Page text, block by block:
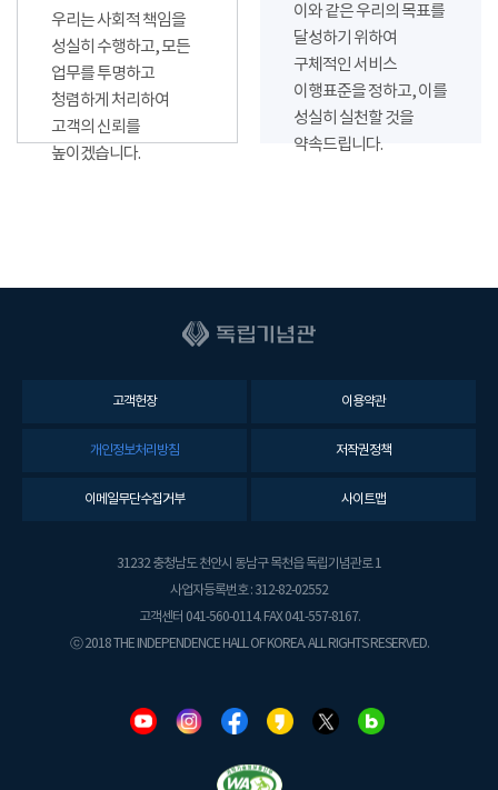
우리는 사회적 책임을
성실히 수행하고, 모든
업무를 투명하고
청렴하게 처리하여
고객의 신뢰를
높이겠습니다.
이와 같은 우리의 목표를
달성하기 위하여
구체적인 서비스
이행표준을 정하고, 이를
성실히 실천할 것을
약속드립니다.
고객헌장 이용약관
개인정보처리방침 저작권정책
이메일무단수집거부 사이트맵
31232 충청남도 천안시 동남구 목천읍 독립기념관로 1
사업자등록번호 : 312-82-02552
고객센터 041-560-0114. FAX 041-557-8167.
ⓒ 2018 THE INDEPENDENCE HALL OF KOREA. ALL RIGHTS RESERVED.